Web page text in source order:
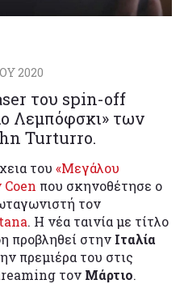
2020
του spin-off
Λεμπόφσκι» των
Turturro.
του «Μεγάλου
που σκηνοθέτησε ο
τον
. Η νέα ταινία με τίτλο
προβληθεί στην Ιταλία
πρεμιέρα του στις
τον Μάρτιο.